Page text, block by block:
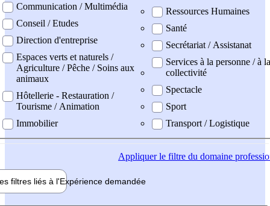
Communication / Multimédia
Conseil / Etudes
Direction d'entreprise
Espaces verts et naturels /
Agriculture / Pêche / Soins aux
animaux
Hôtellerie - Restauration /
Tourisme / Animation
Immobilier
Ressources Humaines
Santé
Secrétariat / Assistanat
Services à la personne / à la
collectivité
Spectacle
Sport
Transport / Logistique
Appliquerle filtre du domaine
filtres liés à l'Expérience demandée